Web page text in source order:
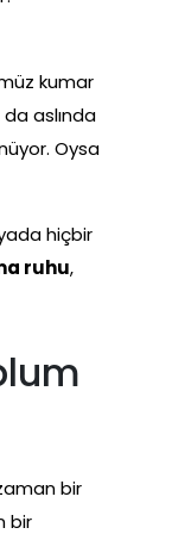
kumar
aslında
Oysa
hiçbir
ruhu,
bir
bir